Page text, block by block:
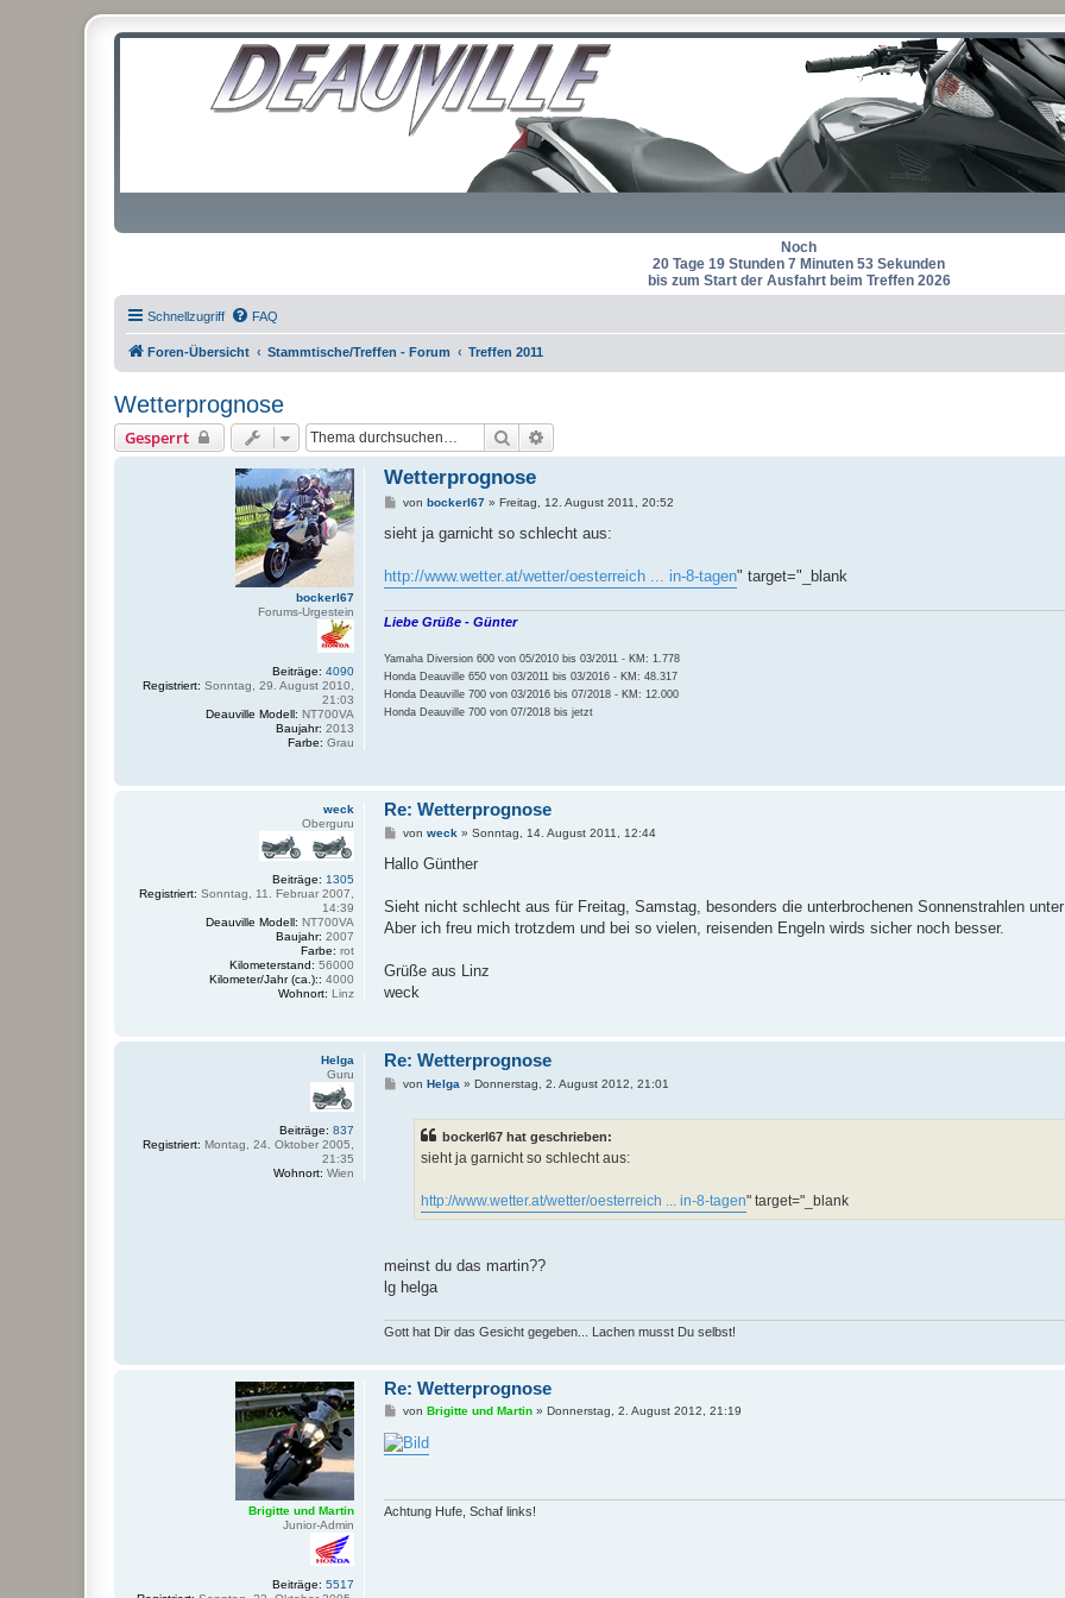
Noch
20 Tage 19 Stunden 7 Minuten 53 Sekunden
bis zum Start der Ausfahrt beim Treffen 2026
Schnellzugriff FAQ
Foren-Übersicht Stammtische/Treffen - Forum Treffen 2011
Wetterprognose
Gesperrt Suche
bockerl67
Forums-Urgestein
Beiträge: 4090
Registriert: Sonntag, 29. August 2010,
21:03
Deauville Modell: NT700VA
Baujahr: 2013
Farbe: Grau
Wetterprognose
B
i
a
g
von bockerl67» Freitag, 12. August 2011, 20:52
sieht ja garnicht so schlecht aus:
http://www.wetter.at/wetter/oesterreich ... in-8-tagen" target="_blank
Liebe Grüße - Günter
Yamaha Diversion 600 von 05/2010 bis 03/2011 - KM: 1.778
Honda Deauville 650 von 03/2011 bis 03/2016 - KM: 48.317
Honda Deauville 700 von 03/2016 bis 07/2018 - KM: 12.000
Honda Deauville 700 von 07/2018 bis jetzt
weck
Oberguru
Beiträge: 1305
Registriert: Sonntag, 11. Februar 2007,
14:39
Deauville Modell: NT700VA
Baujahr: 2007
Farbe: rot
Kilometerstand: 56000
Kilometer/Jahr (ca.):: 4000
Wohnort: Linz
Re: Wetterprognose
B
i
a
von weck » Sonntag, 14. August 2011, 12:44
Hallo Günther
Sieht nicht schlecht aus für Freitag, Samstag, besonders die unterbrochenen Sonnenstrahlen unter
Aber ich freu mich trotzdem und bei so vielen, reisenden Engeln wirds sicher noch besser.
Grüße aus Linz
weck
Helga
Guru
Beiträge: 837
Registriert: Montag, 24. Oktober 2005,
21:35
Wohnort: Wien
Re: Wetterprognose
Bvon Helga » Donnerstag, 2. August 2012, 21:01
bockerl67 hat geschrieben:
sieht ja garnicht so schlecht aus:
http://www.wetter.at/wetter/oesterreich ... in-8-tagen" target="_blank
meinst du das martin??
lg helga
Gott hat Dir das Gesicht gegeben... Lachen musst Du selbst!
Brigitte und Martin
Junior-Admin
Beiträge: 5517
Re: Wetterprognose
B
i
t
von Brigitte und Martin» Donnerstag, 2. August 2012, 21:19
Achtung Hufe, Schaf links!